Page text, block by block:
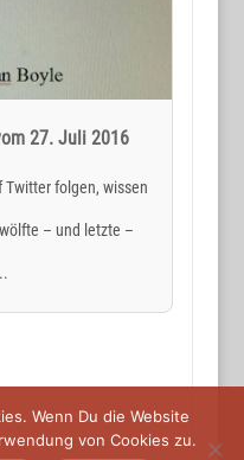
27. Juli 2016
Twitter folgen, wissen
– und letzte –
Wenn Du die Website
von Cookies zu.